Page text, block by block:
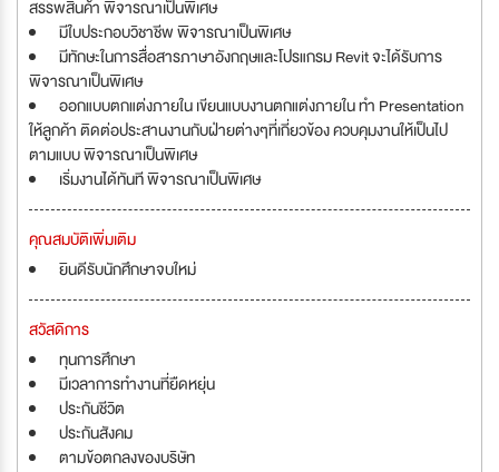
สรรพสินค้า พิจารณาเป็นพิเศษ
มีใบประกอบวิชาชีพ พิจารณาเป็นพิเศษ
มีทักษะในการสื่อสารภาษาอังกฤษและโปรแกรม Revit จะได้รับการ
พิจารณาเป็นพิเศษ
ออกแบบตกแต่งภายใน เขียนแบบงานตกแต่งภายใน ทำ Presentation
ให้ลูกค้า ติดต่อประสานงานกับฝ่ายต่างๆที่เกี่ยวข้อง ควบคุมงานให้เป็นไป
ตามแบบ พิจารณาเป็นพิเศษ
เริ่มงานได้ทันที พิจารณาเป็นพิเศษ
คุณสมบัติเพิ่มเติม
ยินดีรับนักศึกษาจบใหม่
สวัสดิการ
ทุนการศึกษา
มีเวลาการทำงานที่ยืดหยุ่น
ประกันชีวิต
ประกันสังคม
ตามข้อตกลงของบริษัท